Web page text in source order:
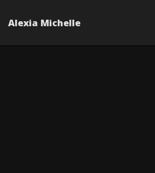
Alexia Michelle